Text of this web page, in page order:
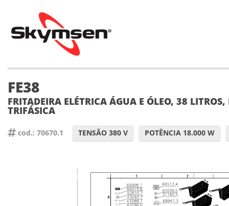
FE38
FRITADEIRA ELÉTRICA ÁGUA E ÓLEO, 38
TRIFÁSICA
cod.: 70670.1 TENSÃO 380 V POTÊNCIA 18.000 W